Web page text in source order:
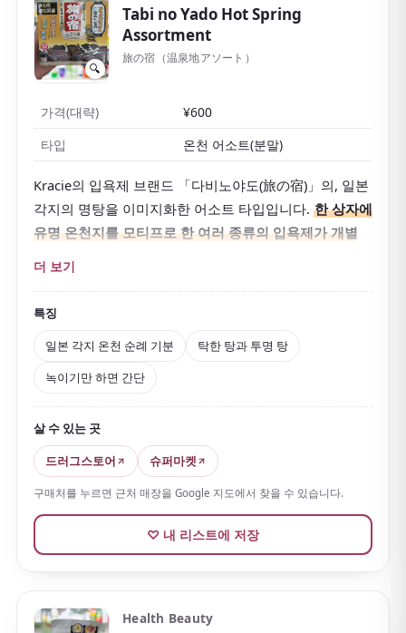
🔍
Tabi no Yado Hot Spring
Assortment
旅の宿（温泉地アソート）
가격(대략)
¥600
타입
온천 어소트(분말)
Kracie의 입욕제 브랜드 「다비노야도(旅の宿)」의, 일본
각지의 명탕을 이미지화한 어소트 타입입니다. 한 상자에
유명 온천지를 모티프로 한 여러 종류의 입욕제가 개별
유백색의 탁한 탕 타입과 맑은 투명 탕 타입
과 향의 차이를 맛볼 수 있는 것이 매력입니다. 온천 유래
보습·향 성분을 배합한 의약외품으로, 피로·어깨 결림·냉
증 등에 좋습니다.
이기만 하면 되어 사용법도 간단
개별 포장은 가볍고 부피가 작아 일본의 온천 문화를 손
쉽게 가져갈 수 있어 기념품으로도 안성맞춤입니다. 부담
없는 가격으로 계속 쓰기 좋은, 오래 사랑받아 온 스테디
더 보기
특징
일본 각지 온천 순례 기분
탁한 탕과 투명 탕
녹이기만 하면 간단
살 수 있는 곳
드러그스토어
슈퍼마켓
구매처를 누르면 근처 매장을 Google 지도에서 찾을 수 있습니다.
♡ 내 리스트에 저장
Health Beauty